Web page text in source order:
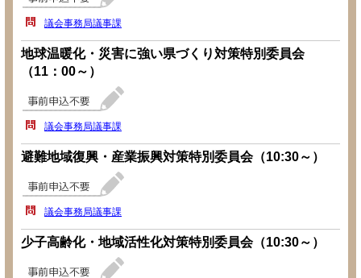
議会事務局議事課
地球温暖化・災害に強い県づくり対策特別委員会
（11：00～）
議会事務局議事課
避難地域復興・産業振興対策特別委員会（10:30～）
議会事務局議事課
少子高齢化・地域活性化対策特別委員会（10:30～）